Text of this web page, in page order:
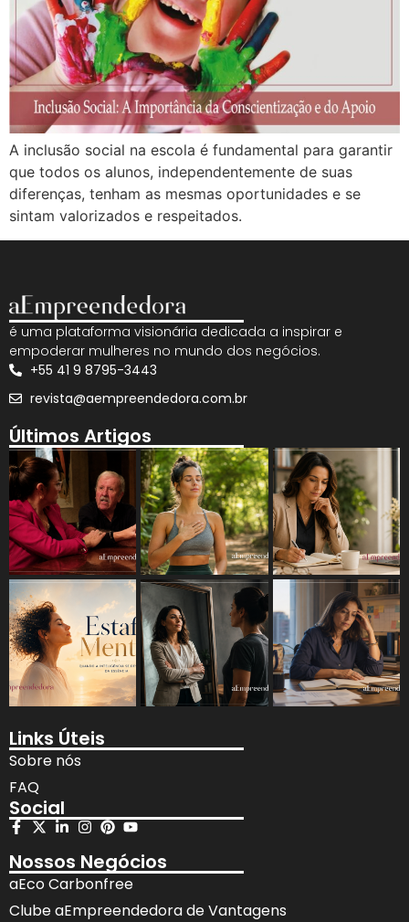
A inclusão social na escola é fundamental para garantir
que todos os alunos, independentemente de suas
diferenças, tenham as mesmas oportunidades e se
sintam valorizados e respeitados.
é uma plataforma visionária dedicada a inspirar e
empoderar mulheres no mundo dos negócios.
+55 41 9 8795-3443
revista@aempreendedora.com.br
Últimos Artigos
Links Úteis
Sobre nós
FAQ
Social
Nossos Negócios
aEco Carbonfree
Clube aEmpreendedora de Vantagens